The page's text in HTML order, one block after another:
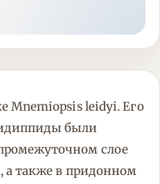
Mnemiopsis leidyi. Его
были
слое
а также в придонном